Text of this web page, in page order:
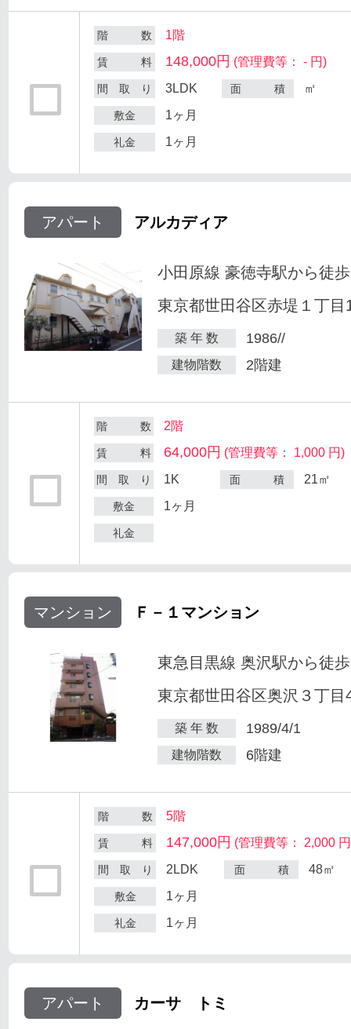
階 数 1階
賃 料 148,000円 (管理費等： - 円)
間 取 り 3LDK 面 積 ㎡
敷金 1ヶ月
礼金 1ヶ月
アパート アルカディア
小田原線 豪徳寺駅から徒
東京都世田谷区赤堤１丁目
築 年 数 1986//
建物階数 2階建
階 数 2階
賃 料 64,000円 (管理費等： 1,000 円)
間 取 り 1K 面 積 21㎡
敷金 1ヶ月
礼金
マンション Ｆ－１マンション
東急目黒線 奥沢駅から徒
東京都世田谷区奥沢３丁目
築 年 数 1989/4/1
建物階数 6階建
階 数 5階
賃 料 147,000円 (管理費等： 2,000
間 取 り 2LDK 面 積 48㎡
敷金 1ヶ月
礼金 1ヶ月
アパート カーサ トミ